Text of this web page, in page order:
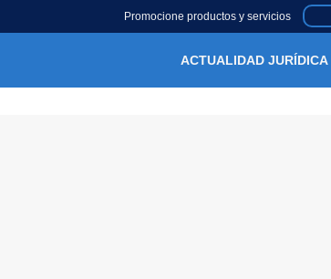
Promocione productos y servicios
ACTUALIDAD JURÍDICA